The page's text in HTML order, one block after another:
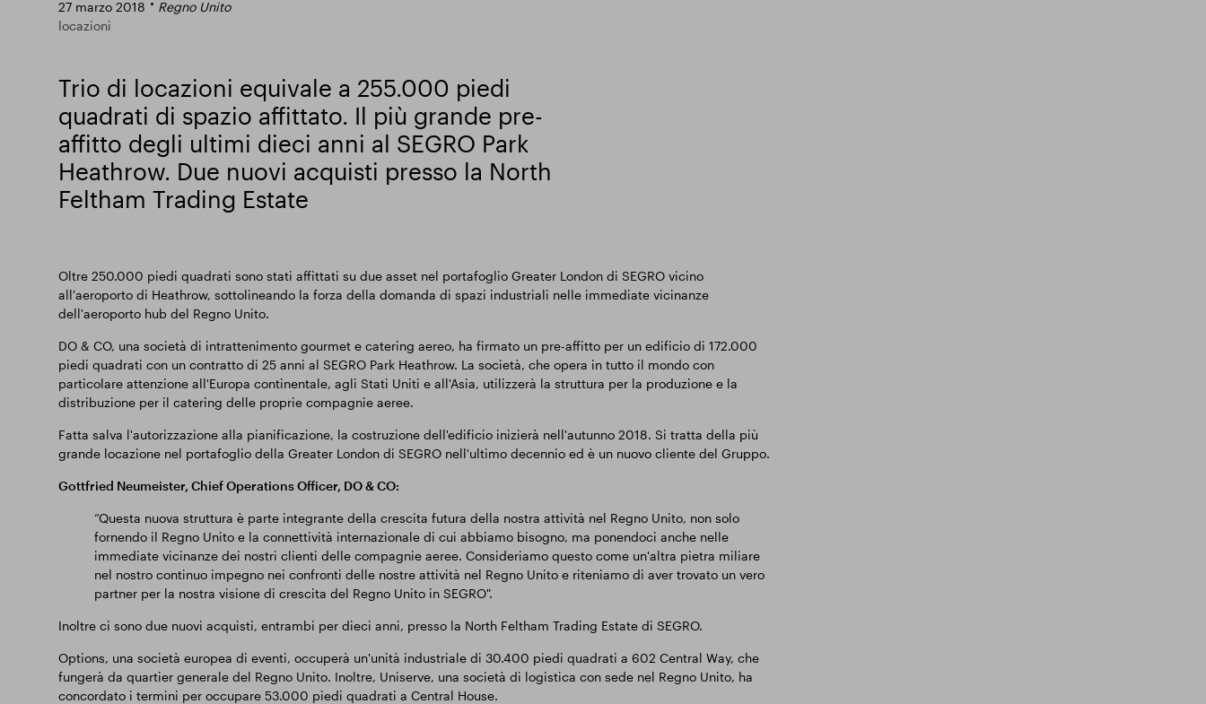
27 marzo 2018
Regno Unito
locazioni
Trio di locazioni equivale a 255.000 piedi
quadrati di spazio affittato. Il più grande pre-
affitto degli ultimi dieci anni al SEGRO Park
Heathrow. Due nuovi acquisti presso la North
Feltham Trading Estate
Oltre 250.000 piedi quadrati sono stati affittati su due asset nel portafoglio Greater London di SEGRO vicino
all'aeroporto di Heathrow, sottolineando la forza della domanda di spazi industriali nelle immediate vicinanze
dell'aeroporto hub del Regno Unito.
DO & CO, una società di intrattenimento gourmet e catering aereo, ha firmato un pre-affitto per un edificio di 172.000
piedi quadrati con un contratto di 25 anni al SEGRO Park Heathrow. La società, che opera in tutto il mondo con
particolare attenzione all'Europa continentale, agli Stati Uniti e all'Asia, utilizzerà la struttura per la produzione e la
distribuzione per il catering delle proprie compagnie aeree.
Fatta salva l'autorizzazione alla pianificazione, la costruzione dell'edificio inizierà nell'autunno 2018. Si tratta della più
grande locazione nel portafoglio della Greater London di SEGRO nell'ultimo decennio ed è un nuovo cliente del Gruppo.
Gottfried Neumeister, Chief Operations Officer, DO & CO:
“Questa nuova struttura è parte integrante della crescita futura della nostra attività nel Regno Unito, non solo
fornendo il Regno Unito e la connettività internazionale di cui abbiamo bisogno, ma ponendoci anche nelle
immediate vicinanze dei nostri clienti delle compagnie aeree. Consideriamo questo come un'altra pietra miliare
nel nostro continuo impegno nei confronti delle nostre attività nel Regno Unito e riteniamo di aver trovato un vero
partner per la nostra visione di crescita del Regno Unito in SEGRO".
Inoltre ci sono due nuovi acquisti, entrambi per dieci anni, presso la North Feltham Trading Estate di SEGRO.
Options, una società europea di eventi, occuperà un'unità industriale di 30.400 piedi quadrati a 602 Central Way, che
fungerà da quartier generale del Regno Unito. Inoltre, Uniserve, una società di logistica con sede nel Regno Unito, ha
concordato i termini per occupare 53.000 piedi quadrati a Central House.